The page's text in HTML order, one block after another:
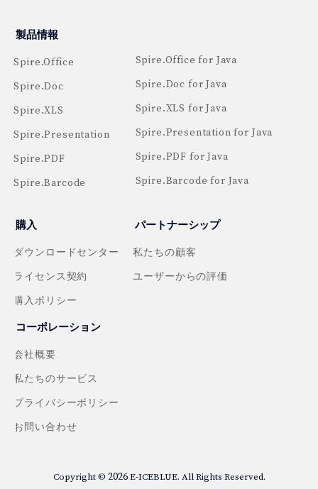
製品情報
Spire.Office
Spire.Doc
Spire.XLS
Spire.Presentation
Spire.PDF
Spire.Barcode
Spire.Office for Java
Spire.Doc for Java
Spire.XLS for Java
Spire.Presentation for Java
Spire.PDF for Java
Spire.Barcode for Java
購入
ダウンロードセンター
ライセンス契約
購入ポリシー
パートナーシップ
私たちの顧客
ユーザーからの評価
コーポレーション
会社概要
私たちのサービス
プライバシーポリシー
お問い合わせ
Copyright © 2026E-ICEBLUE. All Rights Reserved.